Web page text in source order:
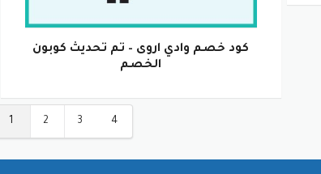
كود خصم وادي اروى – تم تحديث كوبون
الخصم
1 2 3 4